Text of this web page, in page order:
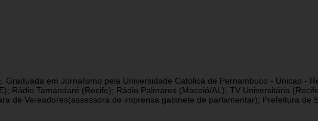
Graduada em Jornalismo pela Universidade Católica de Pernambuco - Unicap
Rádio Tamandaré (Recife); Rádio Palmares (Maceió/AL); TV Universitária
de Vereadores(assessora de imprensa gabinete de parlamentar); Prefeitura